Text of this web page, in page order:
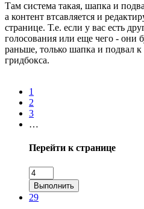
Там система такая, шапка и
а контент втсавляется и
странице. Т.е. если у вас есть
голосования или еще чего - они
раньше, только шапка и подвал
гридбокса.
1
2
3
…
Перейти к странице
Выполнить
29